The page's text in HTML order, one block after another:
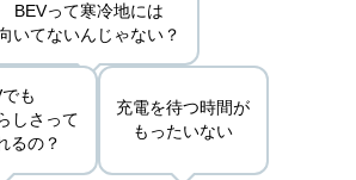
BEVって寒冷地には
いてないんじゃない？
も
しさって
るの？
充電を待つ時間が
もったいない